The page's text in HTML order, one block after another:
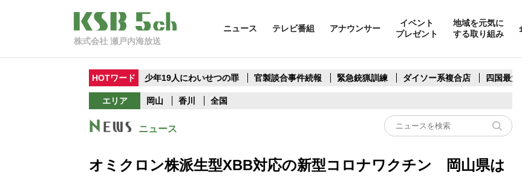
株式会社 瀬戸内海放送
ニュース テレビ番組 アナウンサー
イベント
プレゼント
地域を元気に
する取り組み
HOTワード 少年19人にわいせつの罪 官製談合事件続報 緊急銃猟訓練 ダイソー系複合店 四国最大
エリア 岡山 香川 全国
ニュース
オミクロン株派生型XBB対応の新型コロナワクチン 岡山県は